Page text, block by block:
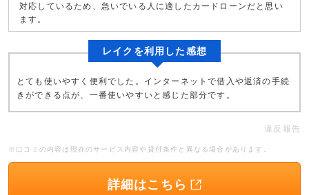
対応しているため、急いでいる人に適したカードローンだと思い
ます。
レイクを利用した感想
とても使いやすく便利でした。インターネットで借入や返済の手続
きができる点が、一番使いやすいと感じた部分です。
違反報告
※口コミの内容は現在のサービス内容や貸付条件と異なる場合があります。
詳細はこちら